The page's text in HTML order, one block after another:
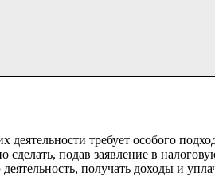
требует особого
подав заявление в
получать доходы и